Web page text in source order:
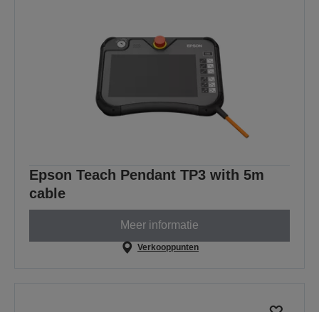
Epson Teach Pendant TP3 with 5m
cable
Meer informatie
Verkooppunten